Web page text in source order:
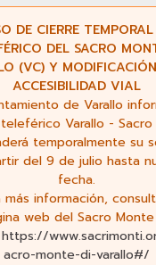
DE CIERRE
DEL SACRO
(VC) Y
ACCESIBILIDAD VIAL
de Varallo
Varallo -
temporalmente su
del 9 de julio hasta
fecha.
más información,
web del Sacro
https://
acro-monte-di-varallo#/